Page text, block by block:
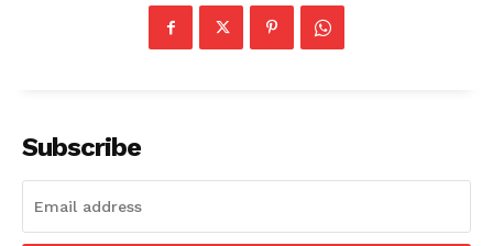
Subscribe